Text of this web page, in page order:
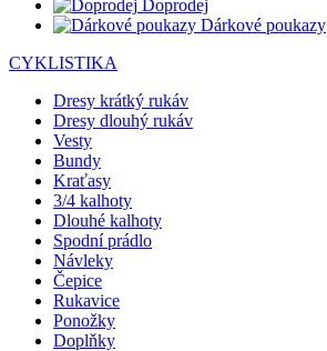
Doprodej
Dárkové poukazy
CYKLISTIKA
Dresy krátký rukáv
Dresy dlouhý rukáv
Vesty
Bundy
Kraťasy
3/4 kalhoty
Dlouhé kalhoty
Spodní prádlo
Návleky
Čepice
Rukavice
Ponožky
Doplňky